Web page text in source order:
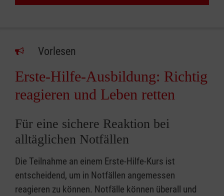
Vorlesen
Erste-Hilfe-Ausbildung: Richtig
reagieren und Leben retten
Für eine sichere Reaktion bei
alltäglichen Notfällen
Die Teilnahme an einem Erste-Hilfe-Kurs ist
entscheidend, um in Notfällen angemessen
reagieren zu können. Notfälle können überall und